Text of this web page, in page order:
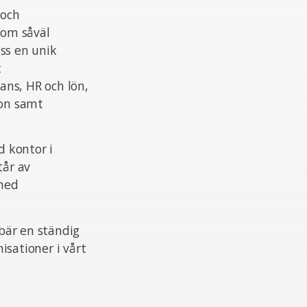
såväl
en unik
HR och lön,
samt
kontor i
av
en ständig
i vårt